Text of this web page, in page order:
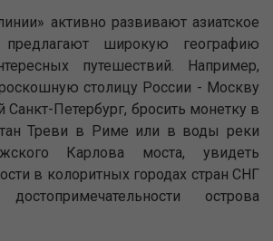
активно развивают азиатское
широкую географию
путешествий. Например,
столицу России - Москву
Санкт-Петербург, бросить монетку в
Треви в Риме или в воды реки
Карлова моста, увидеть
в колоритных городах стран СНГ
острова